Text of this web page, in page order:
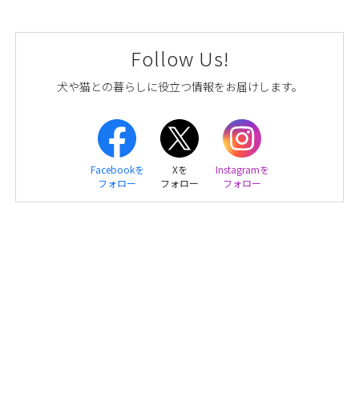
Follow Us!
犬や猫との暮らしに役立つ情報をお届けします。
Facebookを
フォロー
Xを
フォロー
Instagramを
フォロー